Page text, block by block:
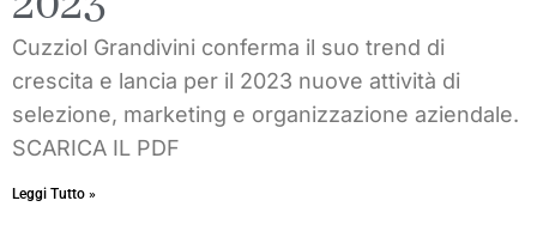
Cuzziol Grandivini conferma il suo trend di
crescita e lancia per il 2023 nuove attività di
selezione, marketing e organizzazione aziendale.
SCARICA IL PDF
Leggi Tutto »